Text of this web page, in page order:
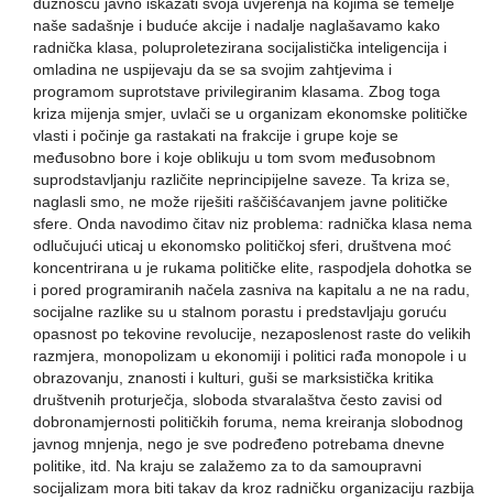
dužnošću javno iskazati svoja uvjerenja na kojima se temelje
naše sadašnje i buduće akcije i nadalje naglašavamo kako
radnička klasa, poluproletezirana socijalistička inteligencija i
omladina ne uspijevaju da se sa svojim zahtjevima i
programom suprotstave privilegiranim klasama. Zbog toga
kriza mijenja smjer, uvlači se u organizam ekonomske političke
vlasti i počinje ga rastakati na frakcije i grupe koje se
međusobno bore i koje oblikuju u tom svom međusobnom
suprodstavljanju različite neprincipijelne saveze. Ta kriza se,
naglasli smo, ne može riješiti raščišćavanjem javne političke
sfere. Onda navodimo čitav niz problema: radnička klasa nema
odlučujući uticaj u ekonomsko političkoj sferi, društvena moć
koncentrirana u je rukama političke elite, raspodjela dohotka se
i pored programiranih načela zasniva na kapitalu a ne na radu,
socijalne razlike su u stalnom porastu i predstavljaju goruću
opasnost po tekovine revolucije, nezaposlenost raste do velikih
razmjera, monopolizam u ekonomiji i politici rađa monopole i u
obrazovanju, znanosti i kulturi, guši se marksistička kritika
društvenih proturječja, sloboda stvaralaštva često zavisi od
dobronamjernosti političkih foruma, nema kreiranja slobodnog
javnog mnjenja, nego je sve podređeno potrebama dnevne
politike, itd. Na kraju se zalažemo za to da samoupravni
socijalizam mora biti takav da kroz radničku organizaciju razbija